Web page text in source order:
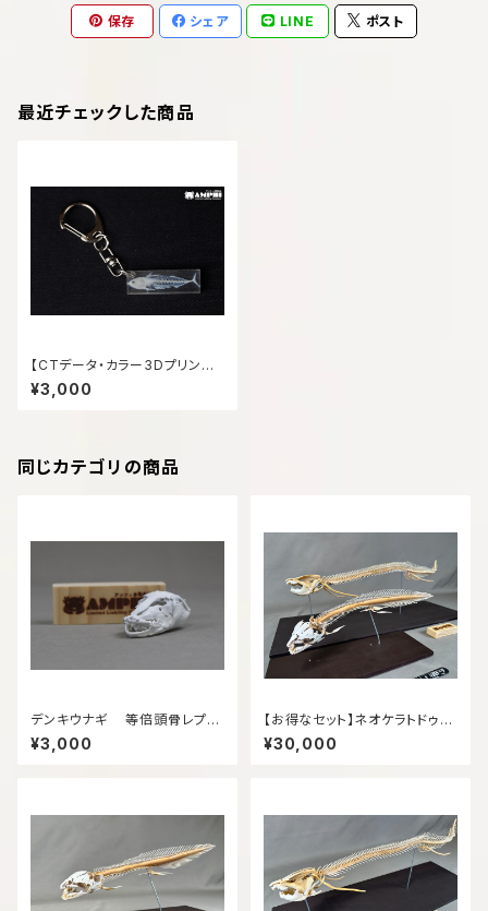
保存 シェア LINE ポスト
最近チェックした商品
【CTデータ・カラー3Dプリンタ
ー】カツオ 骨格キーホルダ
ー Bullet tuna
¥3,000
同じカテゴリの商品
デンキウナギ 等倍頭骨レプリ
カ
¥3,000
【お得なセット】ネオケラトドゥ
ス・フォルステリィ（Neocerato
dus forsteri）とプロトプテル
¥30,000